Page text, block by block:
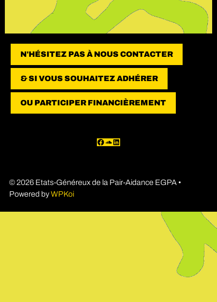
N'HÉSITEZ PAS À NOUS CONTACTER
& SI VOUS SOUHAITEZ ADHÉRER
OU PARTICIPER FINANCIÈREMENT
Facebook SoundCloud LinkedIn
© 2026 Etats-Généreux de la Pair-Aidance EGPA•
Powered byWPKoi